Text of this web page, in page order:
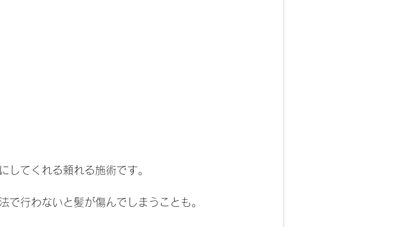
してくれる頼れる施術です。
で行わないと髪が傷んでしまうことも。